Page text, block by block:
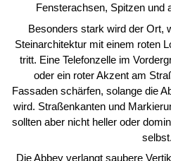
Fensterachsen, Spitzen und
Besonders stark wird der Ort,
Steinarchitektur mit einem roten
tritt. Eine Telefonzelle im
oder ein roter Akzent am
Fassaden schärfen, solange die
wird. Straßenkanten und
sollten aber nicht heller oder
selbst.
Die Abbey verlangt saubere